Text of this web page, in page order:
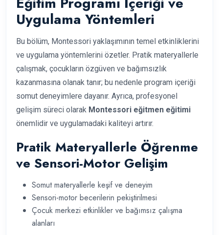
Uygulama Yöntemleri
Bu bölüm, Montessori yaklaşımının temel etkinliklerini
ve uygulama yöntemlerini özetler. Pratik materyallerle
çalışmak, çocukların özgüven ve bağımsızlık
kazanmasına olanak tanır; bu nedenle program içeriği
somut deneyimlere dayanır. Ayrıca, profesyonel
gelişim süreci olarak Montessori eğitmen eğitimi
önemlidir ve uygulamadaki kaliteyi artırır.
Pratik Materyallerle Öğrenme
ve Sensori-Motor Gelişim
Somut materyallerle keşif ve deneyim
Sensori-motor becerilerin pekiştirilmesi
Çocuk merkezi etkinlikler ve bağımsız çalışma
alanları